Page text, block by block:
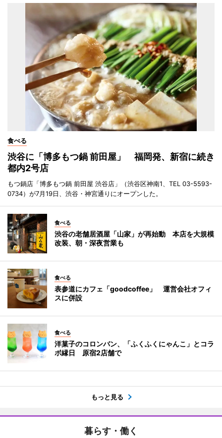
食べる
渋谷に「博多もつ鍋 前田屋」 福岡発、新宿に続き
都内2号店
もつ鍋店「博多もつ鍋 前田屋 渋谷店」（渋谷区神南1、TEL 03-5593-
0734）が7月19日、渋谷・神宮通りにオープンした。
食べる
渋谷の老舗居酒屋「山家」が再始動 本店を大規模
改装、朝・深夜営業も
食べる
表参道にカフェ「goodcoffee」 運営会社オフィ
スに併設
食べる
洋菓子のコロンバン、「ふくふくにゃんこ」とコラ
ボ縁日 原宿2店舗で
もっと見る
暮らす・働く